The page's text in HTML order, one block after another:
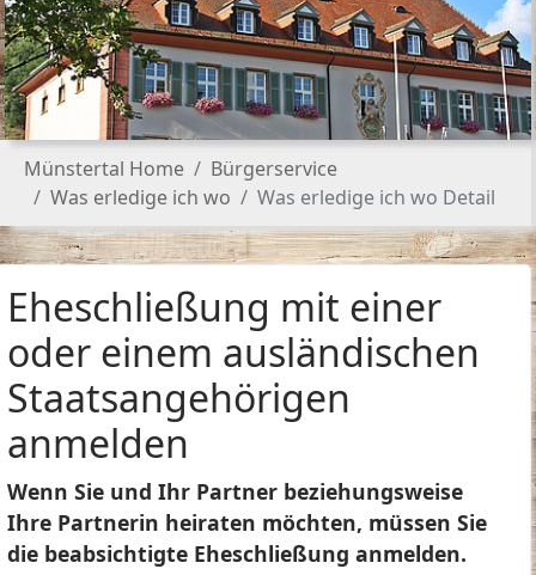
Sie sind hier:
Münstertal Home
Bürgerservice
Was erledige ich wo
Was erledige ich wo Detail
Eheschließung mit einer
oder einem ausländischen
Staatsangehörigen
anmelden
Wenn Sie und Ihr Partner beziehungsweise
Ihre Partnerin heiraten möchten, müssen Sie
die beabsichtigte Eheschließung anmelden.